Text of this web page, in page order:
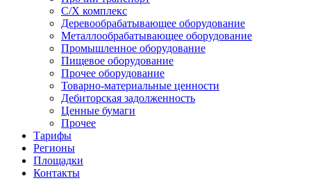
С/Х комплекс
Деревообрабатывающее оборудование
Металлообрабатывающее оборудование
Промышленное оборудование
Пищевое оборудование
Прочее оборудование
Товарно-материальные ценности
Дебиторская задолженность
Ценные бумаги
Прочее
Тарифы
Регионы
Площадки
Контакты